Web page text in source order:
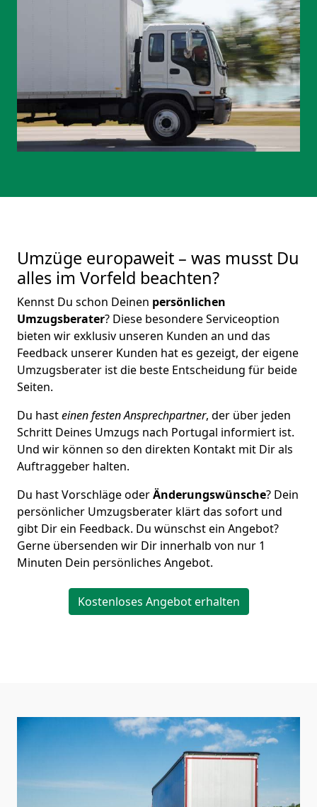
Umzüge europaweit – was musst Du
alles im Vorfeld beachten?
Kennst Du schon Deinen persönlichen
Umzugsberater? Diese besondere Serviceoption
bieten wir exklusiv unseren Kunden an und das
Feedback unserer Kunden hat es gezeigt, der eigene
Umzugsberater ist die beste Entscheidung für beide
Seiten.
Du hasteinen festen Ansprechpartner, der über jeden
Schritt Deines Umzugs nach Portugal informiert ist.
Und wir können so den direkten Kontakt mit Dir als
Auftraggeber halten.
Du hast Vorschläge oderÄnderungswünsche? Dein
persönlicher Umzugsberater klärt das sofort und
gibt Dir ein Feedback. Du wünschst ein Angebot?
Gerne übersenden wir Dir innerhalb von nur 1
Minuten Dein persönliches Angebot.
Kostenloses Angebot erhalten